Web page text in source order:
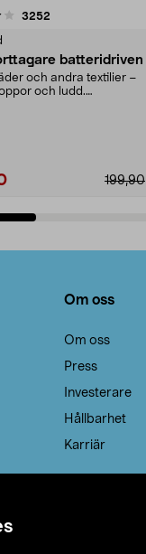
3252
batteridriven
och andra textilier –
och ludd.
199,90
4.5av 5 stjärnor
Om oss
Om oss
Press
Investerare
Hållbarhet
Karriär